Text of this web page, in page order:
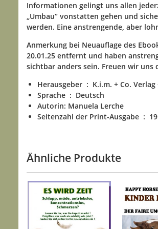
Informationen gelingt uns allen
„Umbau“ vonstatten gehen und
werden. Eine anstrengende, aber
Anmerkung bei Neuauflage des
20.01.25 entfernt und haben
sichtbar anders sein. Freuen wir uns
Herausgeber ‏ : ‎ K.i.m. + Co.
Sprache ‏ : ‎ Deutsch
Autorin: Manuela Lerche
Seitenzahl der Print-Ausgabe ‏ : ‎
Ähnliche Produkte